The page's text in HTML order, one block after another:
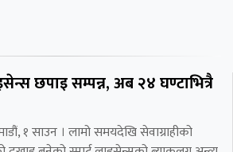
छपाइ सम्पन्न, अब २४ घण्टाभित्रै
१ साउन । लामो समयदेखि सेवाग्राहीको